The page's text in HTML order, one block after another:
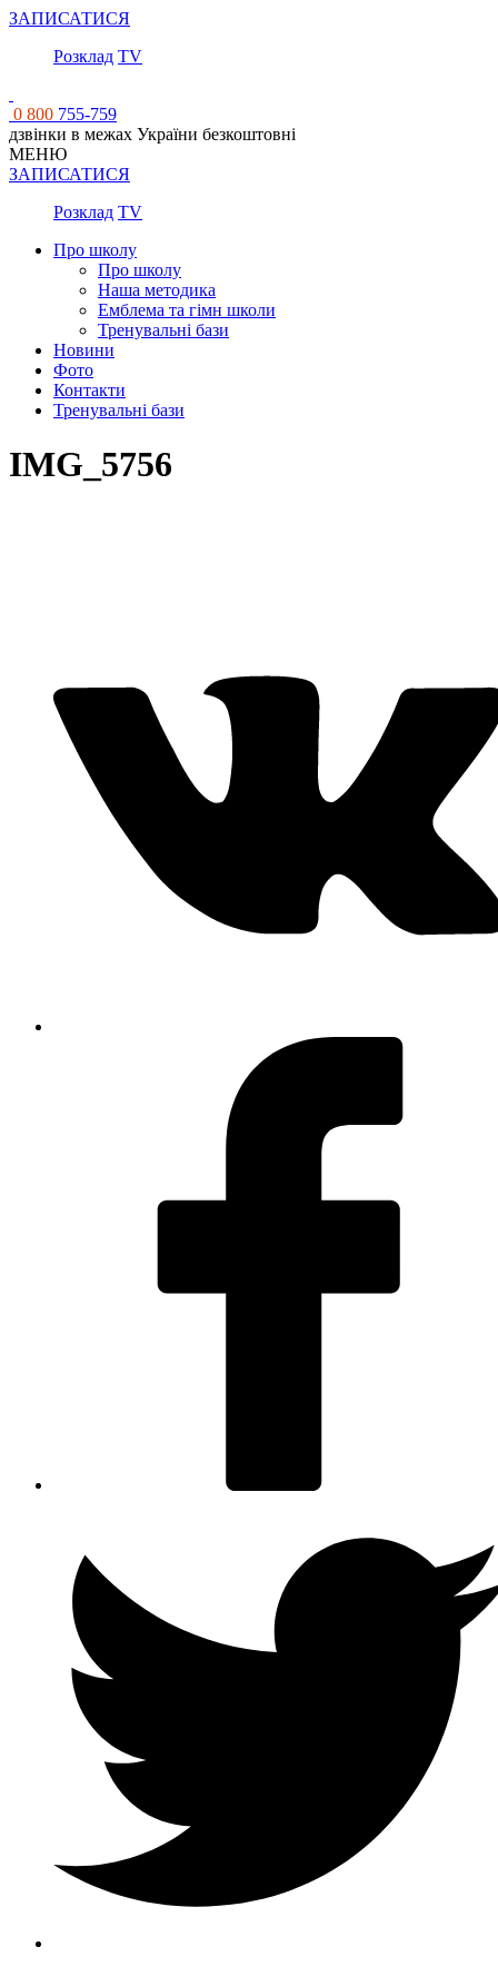
ЗАПИСАТИСЯ
Розклад TV
0 800 755-759
дзвінки в межах України безкоштовні
МЕНЮ
ЗАПИСАТИСЯ
Розклад TV
Про школу
Про школу
Наша методика
Емблема та гімн школи
Тренувальні бази
Новини
Фото
Контакти
Тренувальні бази
IMG_5756